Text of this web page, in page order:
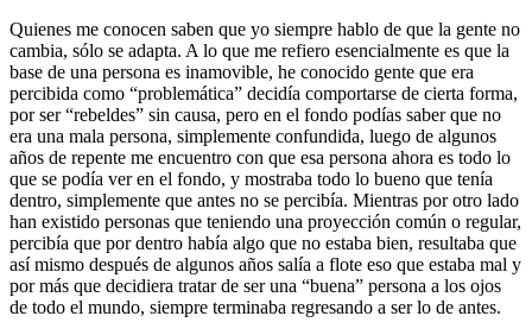
Quienes me conocen saben que yo siempre hablo de que la gente no
cambia, sólo se adapta. A lo que me refiero esencialmente es que la
base de una persona es inamovible, he conocido gente que era
percibida como “problemática” decidía comportarse de cierta forma,
por ser “rebeldes” sin causa, pero en el fondo podías saber que no
era una mala persona, simplemente confundida, luego de algunos
años de repente me encuentro con que esa persona ahora es todo lo
que se podía ver en el fondo, y mostraba todo lo bueno que tenía
dentro, simplemente que antes no se percibía. Mientras por otro lado
han existido personas que teniendo una proyección común o regular,
percibía que por dentro había algo que no estaba bien, resultaba que
así mismo después de algunos años salía a flote eso que estaba mal y
por más que decidiera tratar de ser una “buena” persona a los ojos
de todo el mundo, siempre terminaba regresando a ser lo de antes.